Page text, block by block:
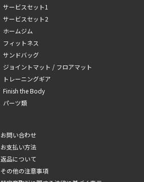
サービスセット1
サービスセット2
ホームジム
フィットネス
サンドバッグ
ジョイントマット / フロアマット
トレーニングギア
Finish the Body
パーツ類
お問い合わせ
お支払い方法
返品について
その他の注意事項